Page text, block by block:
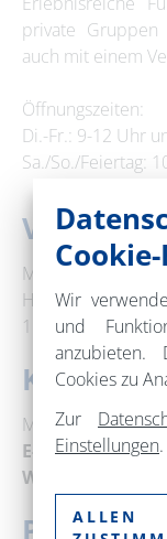
private
auch mit einem
Öffnungszeiten:
Di.-Fr.: 9-12 Uhr
Sa./So./Feiertag:
Museum im
Hussitenstraße 1
16321 Bernau bei
Kontakt
Museum Bernau
E-Mail:
Web:
Preise
Wir
und
anzubieten.
Cookies zu
Zur
Einstellungen.
ALLEN